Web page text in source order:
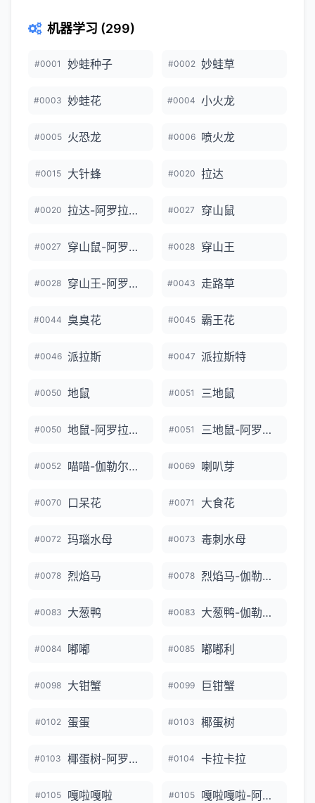
机器学习 (299)
#0001 妙蛙种子 #0002 妙蛙草
#0003 妙蛙花 #0004 小火龙
#0005 火恐龙 #0006 喷火龙
#0015 大针蜂 #0020 拉达
#0020 拉达-阿罗拉的样子 #0027 穿山鼠
#0027 穿山鼠-阿罗拉的样子 #0028 穿山王
#0028 穿山王-阿罗拉的样子 #0043 走路草
#0044 臭臭花 #0045 霸王花
#0046 派拉斯 #0047 派拉斯特
#0050 地鼠 #0051 三地鼠
#0050 地鼠-阿罗拉的样子 #0051 三地鼠-阿罗拉的样子
#0052 喵喵-伽勒尔的样子 #0069 喇叭芽
#0070 口呆花 #0071 大食花
#0072 玛瑙水母 #0073 毒刺水母
#0078 烈焰马 #0078 烈焰马-伽勒尔的样子
#0083 大葱鸭 #0083 大葱鸭-伽勒尔的样子
#0084 嘟嘟 #0085 嘟嘟利
#0098 大钳蟹 #0099 巨钳蟹
#0102 蛋蛋 #0103 椰蛋树
#0103 椰蛋树-阿罗拉的样子 #0104 卡拉卡拉
#0105 嘎啦嘎啦 #0105 嘎啦嘎啦-阿罗拉的样子